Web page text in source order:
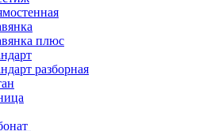
плюс
разборная